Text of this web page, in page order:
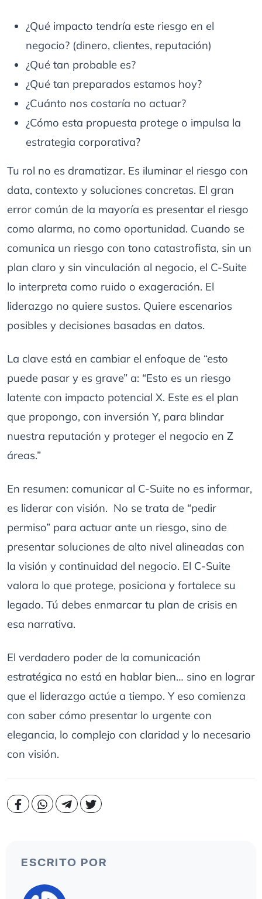
¿Qué impacto tendría este riesgo en el
negocio? (dinero, clientes, reputación)
¿Qué tan probable es?
¿Qué tan preparados estamos hoy?
¿Cuánto nos costaría no actuar?
¿Cómo esta propuesta protege o impulsa la
estrategia corporativa?
Tu rol no es dramatizar. Es iluminar el riesgo con
data, contexto y soluciones concretas. El gran
error común de la mayoría es presentar el riesgo
como alarma, no como oportunidad. Cuando se
comunica un riesgo con tono catastrofista, sin un
plan claro y sin vinculación al negocio, el C-Suite
lo interpreta como ruido o exageración. El
liderazgo no quiere sustos. Quiere escenarios
posibles y decisiones basadas en datos.
La clave está en cambiar el enfoque de “esto
puede pasar y es grave” a: “Esto es un riesgo
latente con impacto potencial X. Este es el plan
que propongo, con inversión Y, para blindar
nuestra reputación y proteger el negocio en Z
áreas.”
En resumen: comunicar al C-Suite no es informar,
es liderar con visión. No se trata de “pedir
permiso” para actuar ante un riesgo, sino de
presentar soluciones de alto nivel alineadas con
la visión y continuidad del negocio. El C-Suite
valora lo que protege, posiciona y fortalece su
legado. Tú debes enmarcar tu plan de crisis en
esa narrativa.
El verdadero poder de la comunicación
estratégica no está en hablar bien… sino en lograr
que el liderazgo actúe a tiempo. Y eso comienza
con saber cómo presentar lo urgente con
elegancia, lo complejo con claridad y lo necesario
con visión.
ESCRITO POR